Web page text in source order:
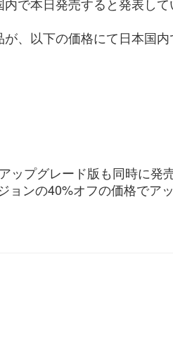
、以下の価格にて日本国
ップグレード版も同時に発
ンの40%オフの価格でア